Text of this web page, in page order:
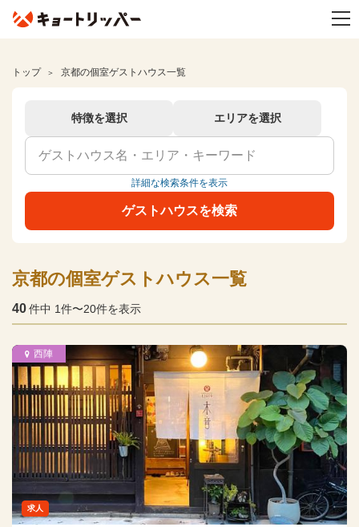
トップ 京都の個室ゲストハウス一覧
特徴を選択 エリアを選択
詳細な検索条件を表示
ゲストハウスを検索
京都の個室ゲストハウス一覧
40件中 1件〜20件を表示
西陣
求人